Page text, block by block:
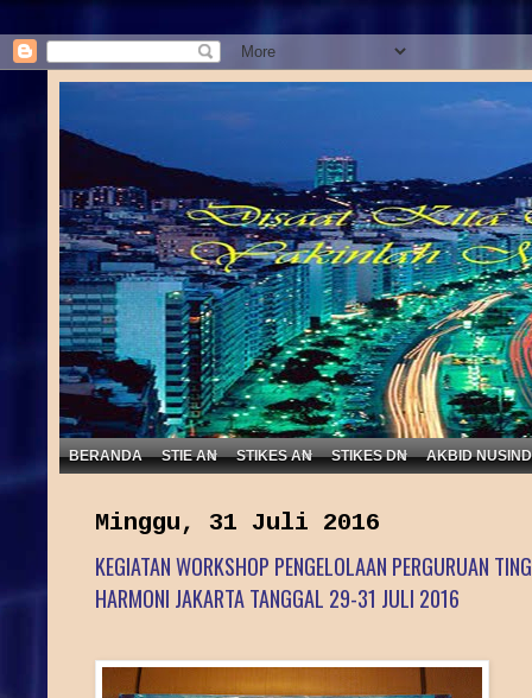
BERANDA STIE AN STIKES AN STIKES DN AKBID
Minggu, 31 Juli 2016
KEGIATAN WORKSHOP PENGELOLAAN PERGURUAN
HARMONI JAKARTA TANGGAL 29-31 JULI 2016